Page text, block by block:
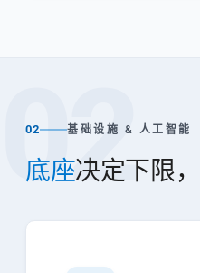
02
02 基础设施 & 人工智能
底座决定下限，